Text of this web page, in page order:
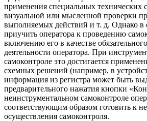
применения специальных технических
визуальной или мысленной проверки
выполняемых действий и т. д. Однако в
приучить оператора к проведению
включению его в качестве
деятельности оператора. При
самоконтроле это достигается
схемных решений (например, в
информация из регистра может быть
предварительного нажатия кнопки
неинструментальном самоконтроле
соответствующим образом готовить к
осуществления самоконтроля.